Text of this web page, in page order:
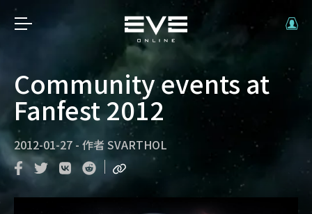
Community events at
Fanfest 2012
2012-01-27 - 作者 SVARTHOL